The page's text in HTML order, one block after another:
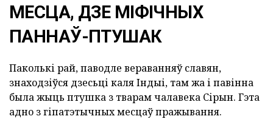
МЕСЦА, ДЗЕ МІФІЧНЫХ
ПАННАЎ-ПТУШАК
Паколькі рай, паводле вераванняў славян,
знаходзіўся дзесьці каля Індыі, там жа і павінна
была жыць птушка з тварам чалавека Сірын. Гэта
адно з гіпатэтычных месцаў пражывання.